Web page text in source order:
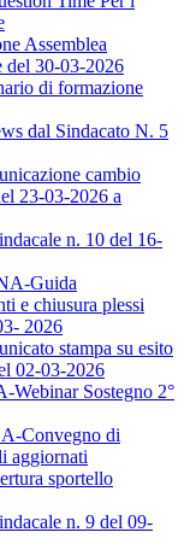
Assemblea
del 30-03-2026
di formazione
dal Sindacato N. 5
cambio
23-03-2026 a
n. 10 del 16-
Guida
e chiusura plessi
2026
stampa su esito
02-03-2026
Sostegno 2°
Convegno di
aggiornati
sportello
n. 9 del 09-